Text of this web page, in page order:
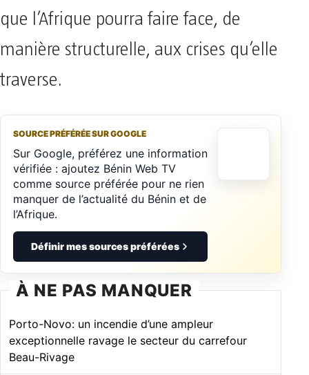
que l’Afrique pourra faire face, de
manière structurelle, aux crises qu’elle
traverse.
SOURCE PRÉFÉRÉE SUR GOOGLE
Sur Google, préférez une information
vérifiée : ajoutez Bénin Web TV
comme source préférée pour ne rien
manquer de l’actualité du Bénin et de
l’Afrique.
Définir mes sources préférées
À NE PAS MANQUER
Porto-Novo: un incendie d’une ampleur
exceptionnelle ravage le secteur du carrefour
Beau-Rivage